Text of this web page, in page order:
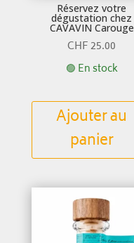
Réservez votre
dégustation chez
CAVAVIN Carouge
CHF25.00
🟢 En stock
Ajouter au
panier